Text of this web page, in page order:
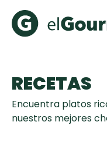
RECETAS
Encuentra platos
nuestros mejores